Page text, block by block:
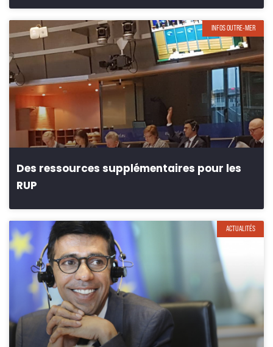
INFOS OUTRE-MER
Des ressources supplémentaires pour les
RUP
ACTUALITÉS